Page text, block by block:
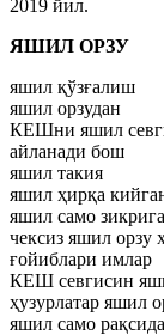
2019 йил.
ЯШИЛ ОРЗУ
яшил қўзғалиш
яшил орзудан
КЕШни яшил
айланади бош
яшил такия
яшил ҳирқа
яшил само
чексиз яшил орзу
ғойиблари имлар
КЕШ севгисин
ҳузурлатар яшил
яшил само